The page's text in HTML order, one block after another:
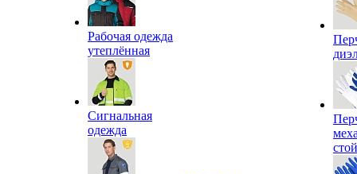
Рабочая одежда
утеплённая
Сигнальная
одежда